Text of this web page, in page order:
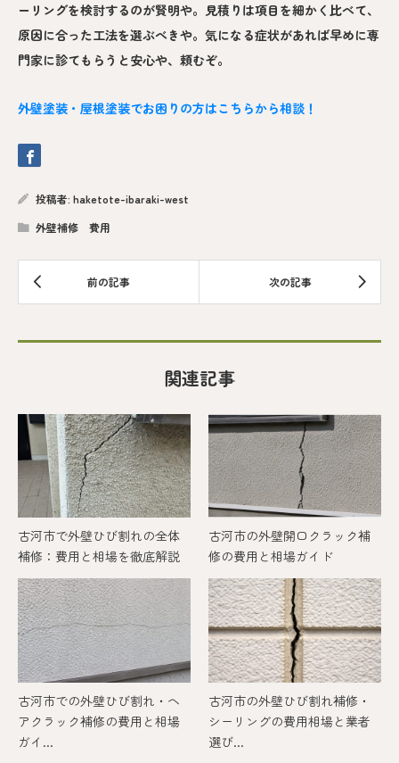
ーリングを検討するのが賢明や。見積りは項目を細かく比べて、
原因に合った工法を選ぶべきや。気になる症状があれば早めに専
門家に診てもらうと安心や、頼むぞ。
外壁塗装・屋根塗装でお困りの方はこちらから相談！
投稿者: haketote-ibaraki-west
外壁補修 費用
関連記事
古河市で外壁ひび割れの全体
補修：費用と相場を徹底解説
古河市の外壁開口クラック補
修の費用と相場ガイド
古河市での外壁ひび割れ・ヘ
アクラック補修の費用と相場
ガイ...
古河市の外壁ひび割れ補修・
シーリングの費用相場と業者
選び...